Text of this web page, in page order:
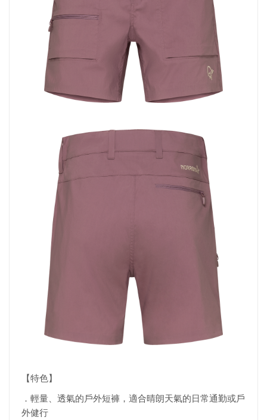
【特色】
．輕量、透氣的戶外短褲，適合晴朗天氣的日常通勤或戶
外健行